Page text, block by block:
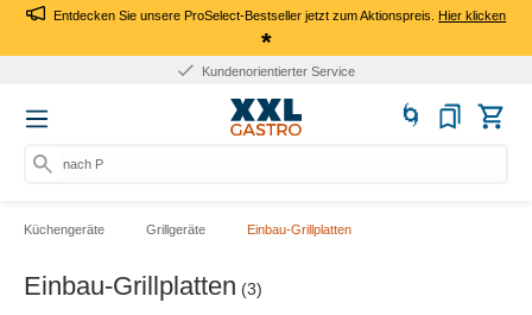
Entdecken Sie unsere ProSelect-Bestseller jetzt zum Aktionspreis.Hier klicken
*
Kundenorientierter Service
nach Pro
Küchengeräte Grillgeräte Einbau-Grillplatten
Einbau-Grillplatten (3)